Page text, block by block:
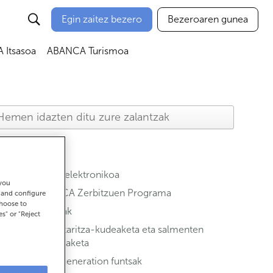
Egin zaitez bezero Bezeroaren gunea
Itsasoa ABANCA Turismoa
Banka elektronikoa
ABANCA Zerbitzuen Programa
Kontuak
Merkataritza-kudeaketa eta salmenten
finantzaketa
Next Generation funtsak
configure
to
or "Reject